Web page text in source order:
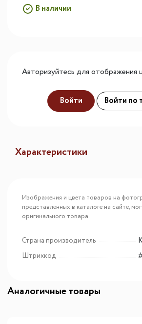
В наличии
Авторизуйтесь для отображения
Войти Войти по
Характеристики
Изображения и цвета товаров на
представленных в каталоге на сайте,
оригинального товара.
Страна производитель
Штрихкод
Аналогичные товары